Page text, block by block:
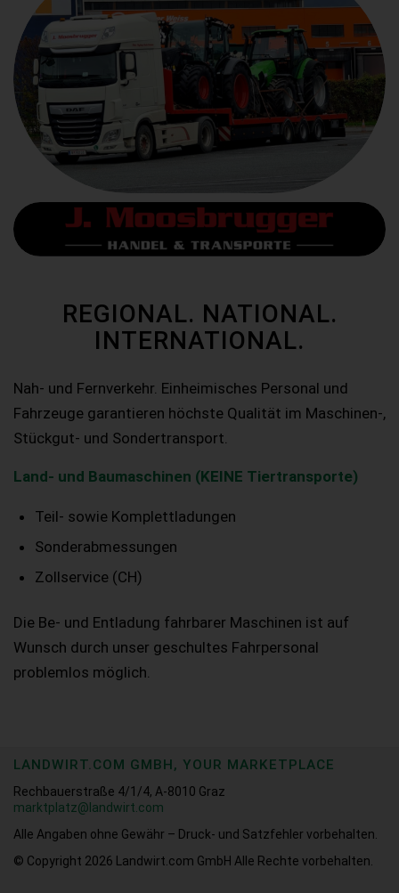
REGIONAL. NATIONAL.
INTERNATIONAL.
Nah- und Fernverkehr. Einheimisches Personal und
Fahrzeuge garantieren höchste Qualität im Maschinen-,
Stückgut- und Sondertransport.
Land- und Baumaschinen (KEINE Tiertransporte)
Teil- sowie Komplettladungen
Sonderabmessungen
Zollservice (CH)
Die Be- und Entladung fahrbarer Maschinen ist auf
Wunsch durch unser geschultes Fahrpersonal
problemlos möglich.
LANDWIRT.COM GMBH, YOUR MARKETPLACE
Rechbauerstraße 4/1/4, A-8010 Graz
marktplatz@landwirt.com
Alle Angaben ohne Gewähr – Druck- und Satzfehler vorbehalten.
© Copyright 2026
Landwirt.com GmbH Alle Rechte vorbehalten.